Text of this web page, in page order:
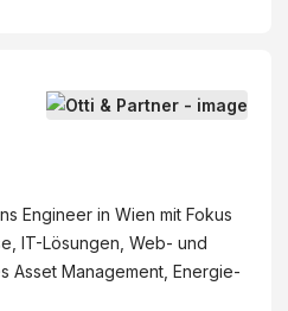
Engineer in Wien mit Fokus
IT-Lösungen, Web- und
Asset Management, Energie-